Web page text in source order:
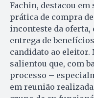
Fachin, destacou em
prática de compra
inconteste da oferta,
entrega de
candidato ao
salientou que, com
processo –
em reunião